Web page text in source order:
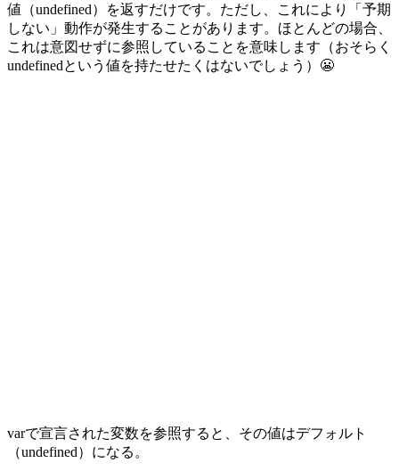
値（undefined）を返すだけです。ただし、これにより「予期
しない」動作が発生することがあります。ほとんどの場合、
これは意図せずに参照していることを意味します（おそらく
undefinedという値を持たせたくはないでしょう）😬
varで宣言された変数を参照すると、その値はデフォルト
（undefined）になる。